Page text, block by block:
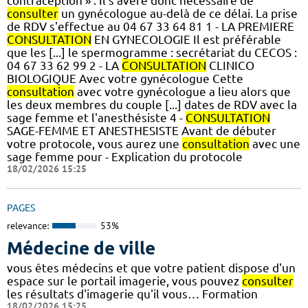
consulter un gynécologue au-delà de ce délai. La prise
de RDV s'effectue au 04 67 33 64 81 1 - LA PREMIERE
CONSULTATION EN GYNECOLOGIE Il est préférable
que les [...] le spermogramme : secrétariat du CECOS :
04 67 33 62 99 2 - LA CONSULTATION CLINICO
BIOLOGIQUE Avec votre gynécologue Cette
consultation avec votre gynécologue a lieu alors que
les deux membres du couple [...] dates de RDV avec la
sage femme et l'anesthésiste 4 - CONSULTATION
SAGE-FEMME ET ANESTHESISTE Avant de débuter
votre protocole, vous aurez une consultation avec une
sage femme pour - Explication du protocole
18/02/2026 15:25
PAGES
relevance: 53%
Médecine de ville
vous êtes médecins et que votre patient dispose d'un
espace sur le portail imagerie, vous pouvez consulter
les résultats d'imagerie qu'il vous… Formation